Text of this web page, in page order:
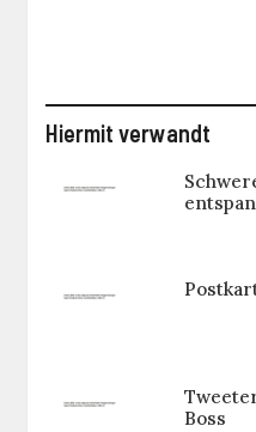
Hiermit verwandt
Boss